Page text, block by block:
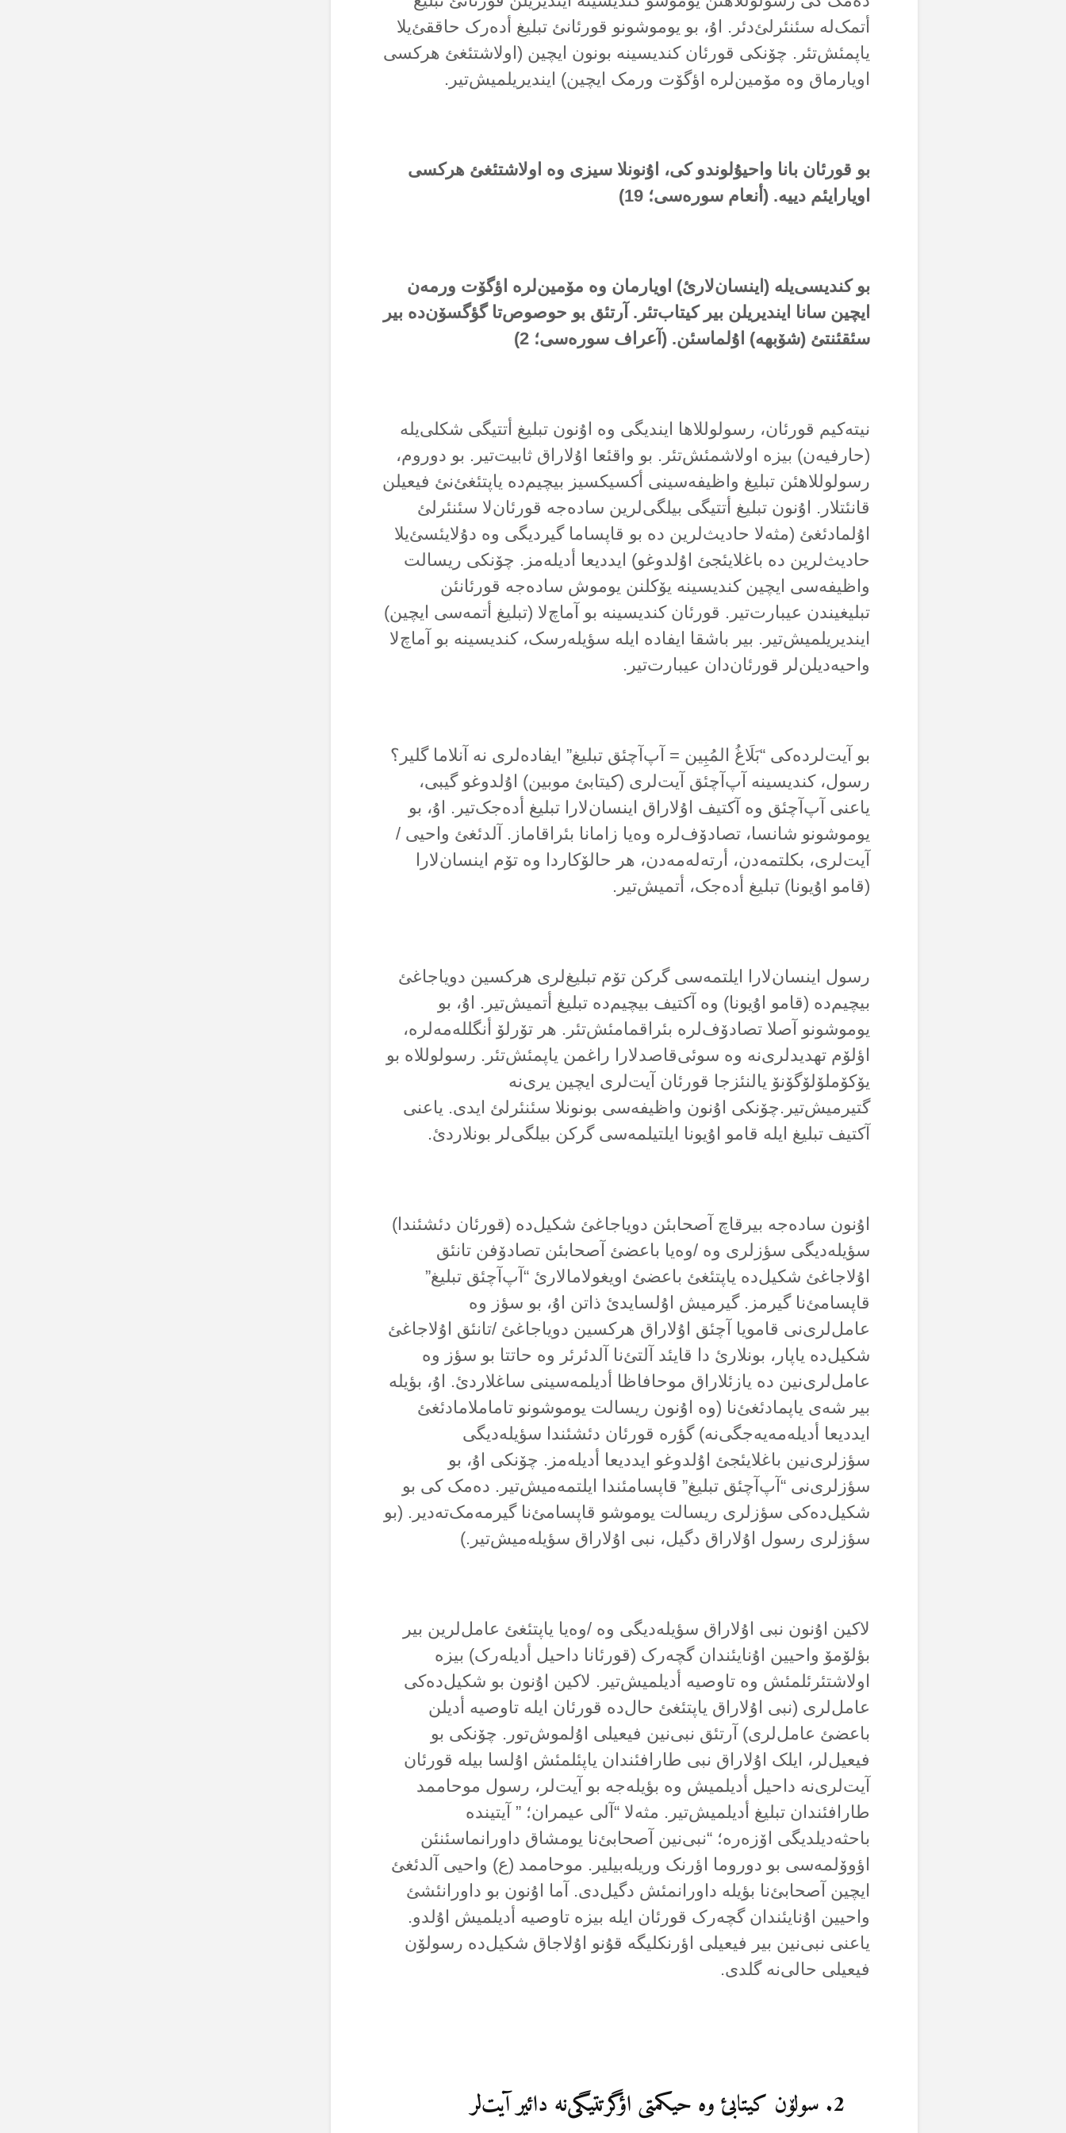
أتمک‌لە سئنئرلئ‌دئر. اۇ، بو یوموشونو قورئانئ تبلیغ أدەرک حاققئ‌یلا
یاپمئش‌تئر. چۆنکی قورئان کندیسینە بونون ایچین (اولاشتئغئ هرکسی
اویارماق وە مۆمین‌لرە اؤگۆت ورمک ایچین) ایندیریلمیش‌تیر.
بو قورئان بانا واحیۇلوندو کی، اۇنونلا سیزی وە اولاشتئغئ هرکسی
اویارایئم دییە. (أنعام سورەسی؛ 19)
بو کندیسی‌یلە (اینسان‌لارئ) اویارمان وە مۆمین‌لرە اؤگۆت ورمەن
ایچین سانا ایندیریلن بیر کیتاب‌تئر. آرتئق بو حوصوص‌تا گؤگسۆن‌دە بیر
سئقئنتئ (شۆبهە) اۇلماسئن. (آعراف سورەسی؛ 2
)
نیتەکیم قورئان، رسولوللاها ایندیگی وە اۇنون تبلیغ أتتیگی شکلی‌یلە
(حارفیەن) بیزە اولاشمئش‌تئر. بو واقئعا اۇلاراق ثابیت‌تیر. بو دوروم،
رسولوللاهئن تبلیغ واظیفەسینی أکسیکسیز بیچیم‌دە یاپتئغئ‌نئ فیعیلن
قانئتلار. اۇنون تبلیغ أتتیگی بیلگی‌لرین سادەجە قورئان‌لا سئنئرلئ
اۇلمادئغئ (مثەلا حادیث‌لرین دە بو قاپساما گیردیگی وە دۇلایئسئ‌یلا
حادیث‌لرین دە باغلایئجئ اۇلدوغو) ایددیعا أدیلەمز. چۆنکی ریسالت
واظیفەسی ایچین کندیسینە یۆکلنن یوموش سادەجە قورئانئن
تبلیغیندن عیبارت‌تیر. قورئان کندیسینە بو آماچ‌لا (تبلیغ أتمەسی ایچین)
ایندیریلمیش‌تیر. بیر باشقا ایفادە ایلە سؤیلەرسک، کندیسینە بو آماچ‌لا
واحیەدیلن‌لر قورئان‌دان عیبارت‌تیر.
بو آیت‌لردەکی “بَلَاغُ المُبِین = آپ‌آچئق تبلیغ” ایفادەلری نە آنلاما گلیر؟
رسول، کندیسینە آپ‌آچئق آیت‌لری (کیتابئ موبین) اۇلدوغو گیبی،
یاعنی آپ‌آچئق وە آکتیف اۇلاراق اینسان‌لارا تبلیغ أدەجک‌تیر. اۇ، بو
یوموشونو شانسا، تصادۆف‌لرە وەیا زامانا بئراقاماز. آلدئغئ واحیی /
آیت‌لری، بکلتمەدن، أرتەلەمەدن، هر حالۆکاردا وە تۆم اینسان‌لارا
(قامو اۇیونا) تبلیغ أدەجک، أتمیش‌تیر.
رسول اینسان‌لارا ایلتمەسی گرکن تۆم تبلیغ‌لری هرکسین دویاجاغئ
بیچیم‌دە (قامو اۇیونا) وە آکتیف بیچیم‌دە تبلیغ أتمیش‌تیر. اۇ، بو
یوموشونو آصلا تصادۆف‌لرە بئراقمامئش‌تئر. هر تۆرلۆ أنگللەمەلرە،
اؤلۆم تهدید‌لری‌نە وە سوئی‌قاصدلارا راغمن یاپمئش‌تئر. رسولوللاە بو
یۆکۆملۆلۆگۆنۆ یالنئزجا قورئان آیت‌لری ایچین یری‌نە
گتیرمیش‌تیر.چۆنکی اۇنون واظیفەسی بونونلا سئنئرلئ ایدی. یاعنی
آکتیف تبلیغ ایلە قامو اۇیونا ایلتیلمەسی گرکن بیلگی‌لر بونلاردئ.
اۇنون سادەجە بیرقاچ آصحابئن دویاجاغئ شکیل‌دە (قورئان دئشئندا)
سؤیلەدیگی سؤزلری وە /وەیا باعضئ آصحابئن تصادۆفن تانئق
اۇلاجاغئ شکیل‌دە یاپتئغئ باعضئ اویغولامالارئ “آپ‌آچئق تبلیغ”
قاپسامئ‌نا گیرمز. گیرمیش اۇلسایدئ ذاتن اۇ، بو سؤز وە
عامل‌لری‌نی قامویا آچئق اۇلاراق هرکسین دویاجاغئ /تانئق اۇلاجاغئ
شکیل‌دە یاپار، بونلارئ دا قایئد آلتئ‌نا آلدئرئر وە حاتتا بو سؤز وە
عامل‌لری‌نین دە یازئلاراق موحافاظا أدیلمەسینی ساغلاردئ. اۇ، بؤیلە
بیر شەی یاپمادئغئ‌نا (وە اۇنون ریسالت یوموشونو تاماملامادئغئ
ایددیعا أدیلەمەیەجگی‌نە) گؤرە قورئان دئشئندا سؤیلەدیگی
سؤزلری‌نین باغلایئجئ اۇلدوغو ایددیعا أدیلەمز. چۆنکی اۇ، بو
سؤزلری‌نی “آپ‌آچئق تبلیغ” قاپسامئندا ایلتمەمیش‌تیر. دەمک کی بو
شکیل‌دەکی سؤزلری ریسالت یوموشو قاپسامئ‌نا گیرمەمک‌تەدیر. (بو
سؤزلری رسول اۇلاراق دگیل، نبی اۇلاراق سؤیلەمیش‌تیر.)
لاکین اۇنون نبی اۇلاراق سؤیلەدیگی وە /وەیا یاپتئغئ عامل‌لرین بیر
بؤلۆمۆ واحیین اۇنایئندان گچەرک (قورئانا داحیل أدیلەرک) بیزە
اولاشتئرئلمئش وە تاوصیە أدیلمیش‌تیر. لاکین اۇنون بو شکیل‌دەکی
عامل‌لری (نبی اۇلاراق یاپتئغئ حال‌دە قورئان ایلە تاوصیە أدیلن
باعضئ عامل‌لری) آرتئق نبی‌نین فیعیلی اۇلموش‌تور. چۆنکی بو
فیعیل‌لر، ایلک اۇلاراق نبی طارافئندان یاپئلمئش اۇلسا بیلە قورئان
آیت‌لری‌نە داحیل أدیلمیش وە بؤیلەجە بو آیت‌لر، رسول موحاممد
طارافئندان تبلیغ أدیلمیش‌تیر. مثەلا “آلی عیمران؛ ” آیتیندە
باحثەدیلدیگی اۆزەرە؛ “نبی‌نین آصحابئ‌نا یومشاق داورانماسئنئن
اؤوۆلمەسی بو دوروما اؤرنک وریلەبیلیر. موحاممد (ع) واحیی آلدئغئ
ایچین آصحابئ‌نا بؤیلە داورانمئش دگیل‌دی. آما اۇنون بو داورانئشئ
واحیین اۇنایئندان گچەرک قورئان ایلە بیزە تاوصیە أدیلمیش اۇلدو.
یاعنی نبی‌نین بیر فیعیلی اؤرنکلیگە قۇنو اۇلاجاق شکیل‌دە رسولۆن
فیعیلی حالی‌نە گلدی.